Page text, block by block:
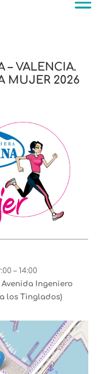
– VALENCIA.
MUJER 2026
–14:00
Avenida Ingeniero
los Tinglados)